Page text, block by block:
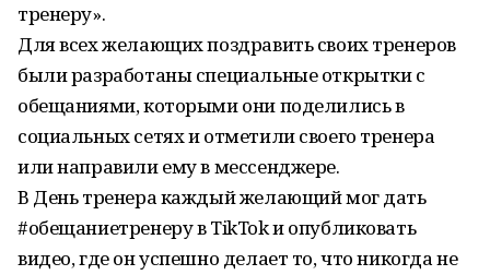
тренеру».
Для всех желающих поздравить своих тренеров
были разработаны специальные открытки с
обещаниями, которыми они поделились в
социальных сетях и отметили своего тренера
или направили ему в мессенджере.
В День тренера каждый желающий мог дать
#обещаниетренеру в TikTok и опубликовать
видео, где он успешно делает то, что никогда не